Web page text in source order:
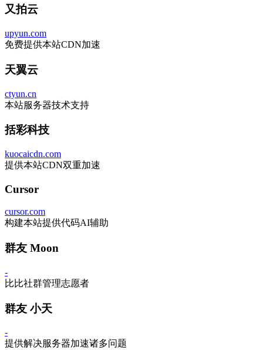
又拍云
upyun.com
免费提供本站CDN加速
天翼云
ctyun.cn
本站服务器技术支持
括彩科技
kuocaicdn.com
提供本站CDN双重加速
Cursor
cursor.com
构建本站提供代码AI辅助
群友 Moon
-
比比社群管理志愿者
群友 小天
-
提供解决服务器加速诸多问题